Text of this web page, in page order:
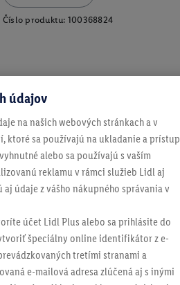
Číslo produktu: 100368824
údajov
na našich webových stránkach a v
ktoré sa používajú na ukladanie a prístup
alebo sa používajú s vaším
reklamu v rámci služieb Lidl aj
údaje z vášho nákupného správania v
účet Lidl Plus alebo sa prihlásite do
špeciálny online identifikátor z e-
tretími stranami a
e-mailová adresa zlúčená aj s inými